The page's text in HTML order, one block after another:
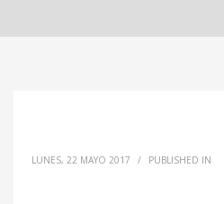
LUNES, 22 MAYO 2017 / PUBLISHED IN